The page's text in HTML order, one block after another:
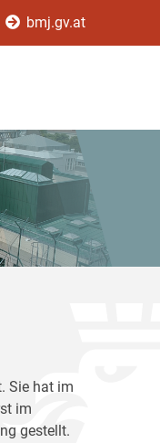
bmj.gv.at
Sie hat im
im
gestellt.